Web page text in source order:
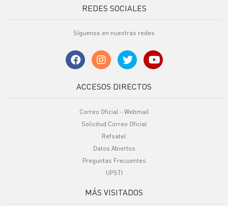
REDES SOCIALES
Síguenos en nuestras redes
ACCESOS DIRECTOS
Correo Oficial - Webmail
Solicitud Correo Oficial
Refsatel
Datos Abiertos
Preguntas Frecuentes
UPSTI
MÁS VISITADOS